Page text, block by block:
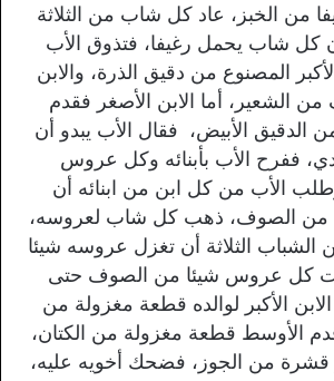
من الخبز، عاد كل شاب من الثلاثة
كل شاب يحمل رغيفا، فتذوق الأب
المصنوع من دقيق الذرة، والابن
الشعير، أما الابن الأصغر فقدم
الدقيق الأبيض، فقال الأب يبدو أن
ففرح الأب بأبنائه وكل عروس
الأب من كل ابن من ابنائه أن
من الصوف، ذهب كل شاب لعروسه،
الثلاثة أن تغزل عروسه شيئا
كل عروس شيئا من الصوف حتى
الأكبر لوالده قطعة مغزولة من
الأوسط قطعة مغزولة من الكتان،
قشرة من الجوز، فضحك أخويه عليه،